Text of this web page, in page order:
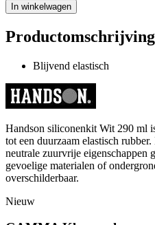
In winkelwagen
Productomschrijving
Blijvend elastisch
Handson siliconenkit Wit 290 ml
tot een duurzaam elastisch
neutrale zuurvrije eigenschappen
gevoelige materialen of
overschilderbaar.
Nieuw